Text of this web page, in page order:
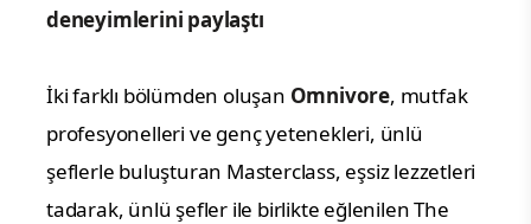
deneyimlerini paylaştı
İki farklı bölümden oluşan Omnivore, mutfak
profesyonelleri ve genç yetenekleri, ünlü
şeflerle buluşturan Masterclass, eşsiz lezzetleri
tadarak, ünlü şefler ile birlikte eğlenilen The